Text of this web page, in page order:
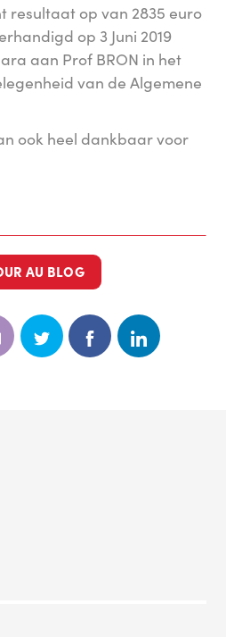
resultaat op van 2835 euro
op 3 Juni 2019
aan Prof BRON in het
van de Algemene
ook heel dankbaar voor
AU BLOG